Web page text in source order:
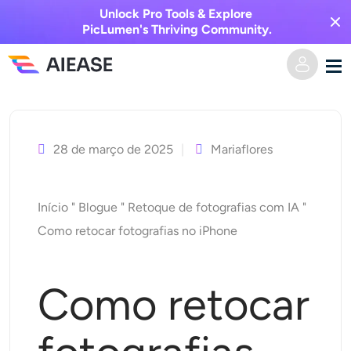
Unlock Pro Tools & Explore
PicLumen's Thriving Community.
Vídeo AI
Imagem para vídeo
Gerador de beijo AI
Imagem AI
Ferramentas de IA
28 de março de 2025 Mariaflores
Início " Blogue " Retoque de fotografias com IA "
Como retocar fotografias no iPhone
Como retocar